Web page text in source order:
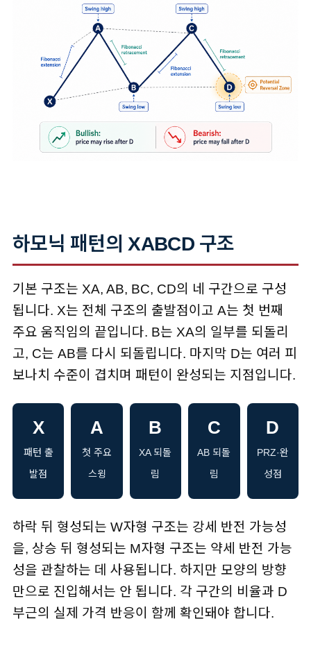
하모닉 패턴의 XABCD 구조
기본 구조는 XA, AB, BC, CD의 네 구간으로 구성
됩니다. X는 전체 구조의 출발점이고 A는 첫 번째
주요 움직임의 끝입니다. B는 XA의 일부를 되돌리
고, C는 AB를 다시 되돌립니다. 마지막 D는 여러 피
보나치 수준이 겹치며 패턴이 완성되는 지점입니다.
X
패턴 출
발점
A
첫 주요
스윙
B
XA 되돌
림
C
AB 되돌
림
D
PRZ·완
성점
하락 뒤 형성되는 W자형 구조는 강세 반전 가능성
을, 상승 뒤 형성되는 M자형 구조는 약세 반전 가능
성을 관찰하는 데 사용됩니다. 하지만 모양의 방향
만으로 진입해서는 안 됩니다. 각 구간의 비율과 D
부근의 실제 가격 반응이 함께 확인돼야 합니다.